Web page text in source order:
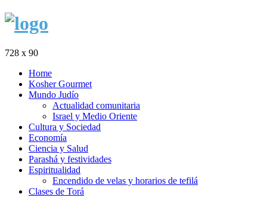
728 x 90
Home
Kosher Gourmet
Mundo Judío
Actualidad comunitaria
Israel y Medio Oriente
Cultura y Sociedad
Economía
Ciencia y Salud
Parashá y festividades
Espiritualidad
Encendido de velas y horarios de tefilá
Clases de Torá